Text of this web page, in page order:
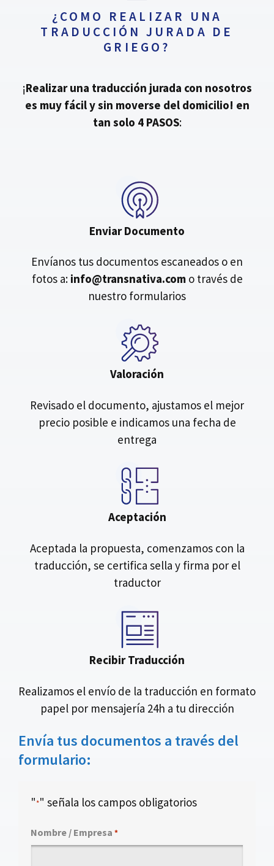
¿COMO REALIZAR UNA
TRADUCCIÓN JURADA DE
GRIEGO?
¡Realizar una traducción jurada con nosotros
es muy fácil y sin moverse del domicilio! en
tan solo 4 PASOS:
Enviar Documento
Envíanos tus documentos escaneados o en
fotos a: info@transnativa.como través de
nuestro formularios
Valoración
Revisado el documento, ajustamos el mejor
precio posible e indicamos una fecha de
entrega
Aceptación
Aceptada la propuesta, comenzamos con la
traducción, se certifica sella y firma por el
traductor
Recibir Traducción
Realizamos el envío de la traducción en formato
papel por mensajería 24h a tu dirección
Envía tus documentos a través del
formulario:
"*" señala los campos obligatorios
Nombre / Empresa *